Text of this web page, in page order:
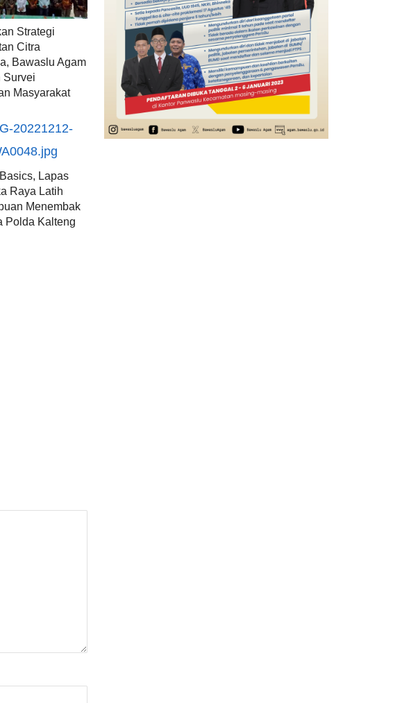
Strategi
Citra
Bawaslu Agam
Survei
Masyarakat
Lapas
Raya Latih
Menembak
Polda Kalteng